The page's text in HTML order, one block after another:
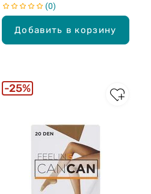
Добавить в корзину
0
25%